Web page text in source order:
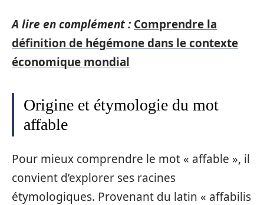
A lire en complément : Comprendre la
définition de hégémone dans le contexte
économique mondial
Origine et étymologie du mot
affable
Pour mieux comprendre le mot « affable », il
convient d’explorer ses racines
étymologiques. Provenant du latin « affabilis